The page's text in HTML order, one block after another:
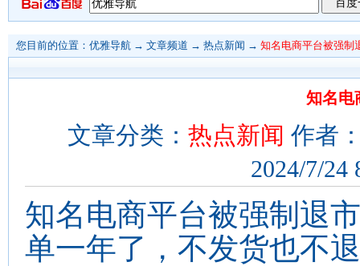
您目前的位置： 优雅导航 → 文章频道 → 热点新闻 → 知名电商平台被强制
知名电
文章分类： 热点新闻 作者
2024/7/24
知名电商平台被强制退
单一年了，不发货也不